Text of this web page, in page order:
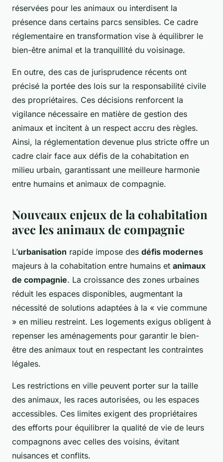
réservées pour les animaux ou interdisent la
présence dans certains parcs sensibles. Ce cadre
réglementaire en transformation vise à équilibrer le
bien-être animal et la tranquillité du voisinage.
En outre, des cas de jurisprudence récents ont
précisé la portée des lois sur la responsabilité civile
des propriétaires. Ces décisions renforcent la
vigilance nécessaire en matière de gestion des
animaux et incitent à un respect accru des règles.
Ainsi, la réglementation devenue plus stricte offre un
cadre clair face aux défis de la cohabitation en
milieu urbain, garantissant une meilleure harmonie
entre humains et animaux de compagnie.
Nouveaux enjeux de la cohabitation
avec les animaux de compagnie
L’urbanisation rapide impose des défis modernes
majeurs à la cohabitation entre humains et animaux
de compagnie. La croissance des zones urbaines
réduit les espaces disponibles, augmentant la
nécessité de solutions adaptées à la « vie commune
» en milieu restreint. Les logements exigus obligent à
repenser les aménagements pour garantir le bien-
être des animaux tout en respectant les contraintes
légales.
Les restrictions en ville peuvent porter sur la taille
des animaux, les races autorisées, ou les espaces
accessibles. Ces limites exigent des propriétaires
des efforts pour équilibrer la qualité de vie de leurs
compagnons avec celles des voisins, évitant
nuisances et conflits.